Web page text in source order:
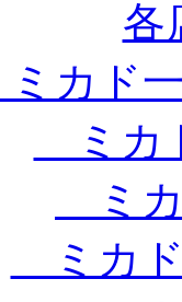
各
カド
ミカ
ミカ
ミカド